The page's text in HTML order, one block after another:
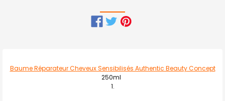
ENSEMBLE
Baume Réparateur Cheveux Sensibilisés Authentic Beauty Concept
250ml